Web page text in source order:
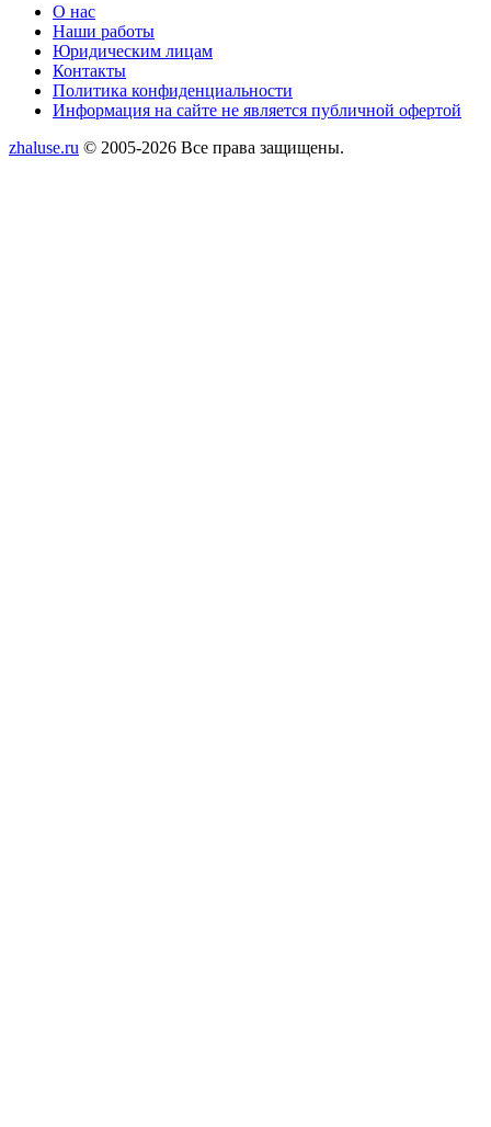
МенюО нас
Наши работы
Юридическим лицам
Контакты
Политика конфиденциальности
Информация на сайте не является публичной офертой
zhaluse.ru © 2005-2026 Все права защищены.